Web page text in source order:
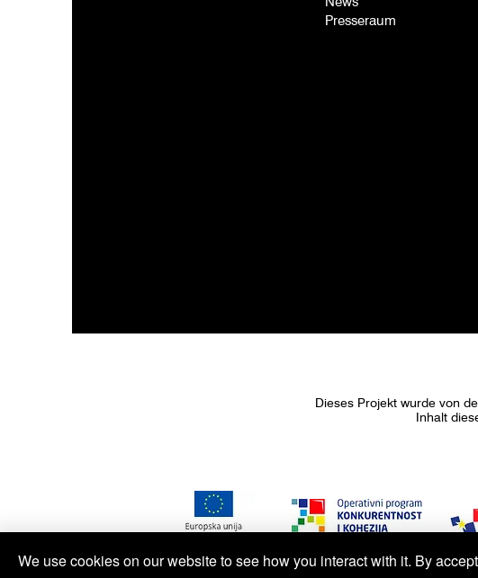
Presseraum
Dieses Projekt wurde von
Inhalt
We use cookies on our website to see how you interact with it. By